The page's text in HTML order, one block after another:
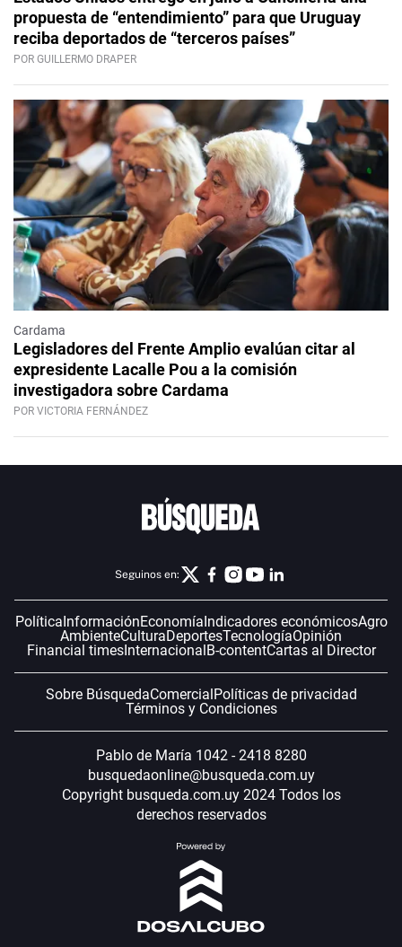
propuesta de “entendimiento” para que Uruguay
reciba deportados de “terceros países”
POR GUILLERMO DRAPER
Cardama
Legisladores del Frente Amplio evalúan citar al
expresidente Lacalle Pou a la comisión
investigadora sobre Cardama
POR VICTORIA FERNÁNDEZ
Seguinos en:
PolíticaInformaciónEconomíaIndicadores económicosAgro
AmbienteCulturaDeportesTecnologíaOpinión
Financial timesInternacionalB-contentCartas al Director
Sobre BúsquedaComercialPolíticas de privacidad
Términos y Condiciones
Pablo de María 1042 - 2418 8280
busquedaonline@busqueda.com.uy
Copyright busqueda.com.uy 2024 Todos los
derechos reservados